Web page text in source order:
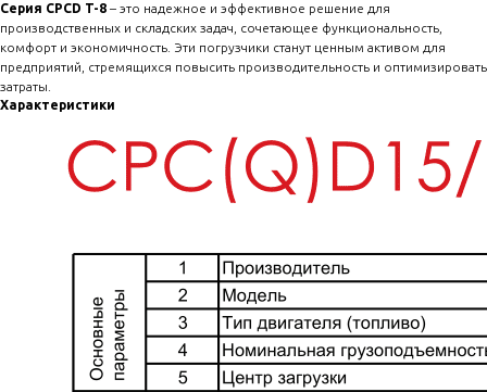
Серия CPCD T-8 – это надежное и эффективное решение для
производственных и складских задач, сочетающее функциональность,
комфорт и экономичность. Эти погрузчики станут ценным активом для
предприятий, стремящихся повысить производительность и оптимизировать
затраты.
Характеристики